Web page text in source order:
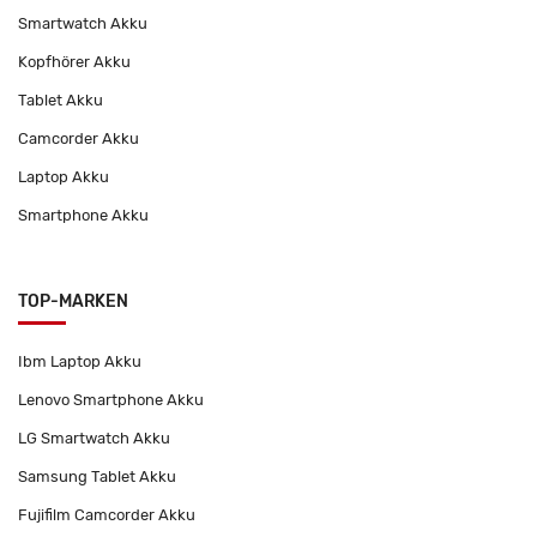
Smartwatch Akku
Kopfhörer Akku
Tablet Akku
Camcorder Akku
Laptop Akku
Smartphone Akku
TOP-MARKEN
Ibm Laptop Akku
Lenovo Smartphone Akku
LG Smartwatch Akku
Samsung Tablet Akku
Fujifilm Camcorder Akku